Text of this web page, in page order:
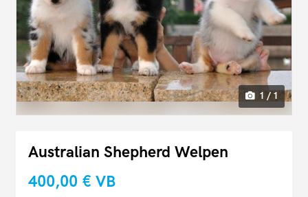
1 / 1
Australian Shepherd Welpen
400,00 € VB